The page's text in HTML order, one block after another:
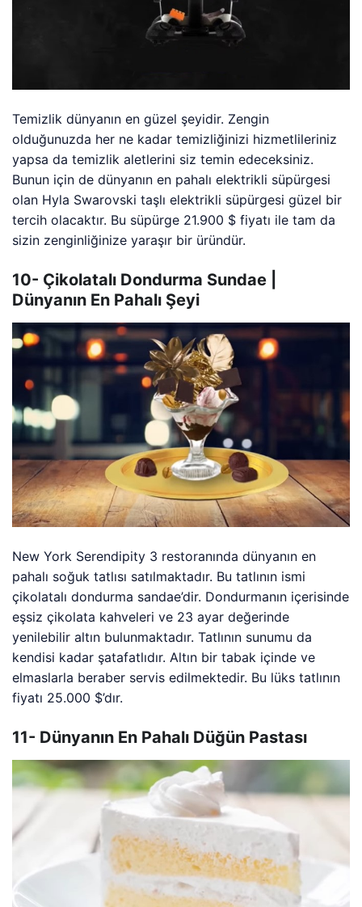
Temizlik dünyanın en güzel şeyidir. Zengin
olduğunuzda her ne kadar temizliğinizi hizmetlileriniz
yapsa da temizlik aletlerini siz temin edeceksiniz.
Bunun için de dünyanın en pahalı elektrikli süpürgesi
olan Hyla Swarovski taşlı elektrikli süpürgesi güzel bir
tercih olacaktır. Bu süpürge 21.900 $ fiyatı ile tam da
sizin zenginliğinize yaraşır bir üründür.
10- Çikolatalı Dondurma Sundae |
Dünyanın En Pahalı Şeyi
New York Serendipity 3 restoranında dünyanın en
pahalı soğuk tatlısı satılmaktadır. Bu tatlının ismi
çikolatalı dondurma sandae’dir. Dondurmanın içerisinde
eşsiz çikolata kahveleri ve 23 ayar değerinde
yenilebilir altın bulunmaktadır. Tatlının sunumu da
kendisi kadar şatafatlıdır. Altın bir tabak içinde ve
elmaslarla beraber servis edilmektedir. Bu lüks tatlının
fiyatı 25.000 $’dır.
11- Dünyanın En Pahalı Düğün Pastası